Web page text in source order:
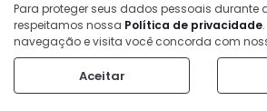
Para proteger seus dados pessoais durante
respeitamos nossa Política de privacidade
navegação e visita você concorda com
Aceitar